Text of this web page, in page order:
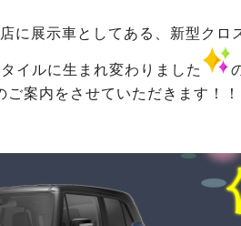
に展示車としてある、新型クロ
イルに生まれ変わりました
ご案内をさせていただきます！！